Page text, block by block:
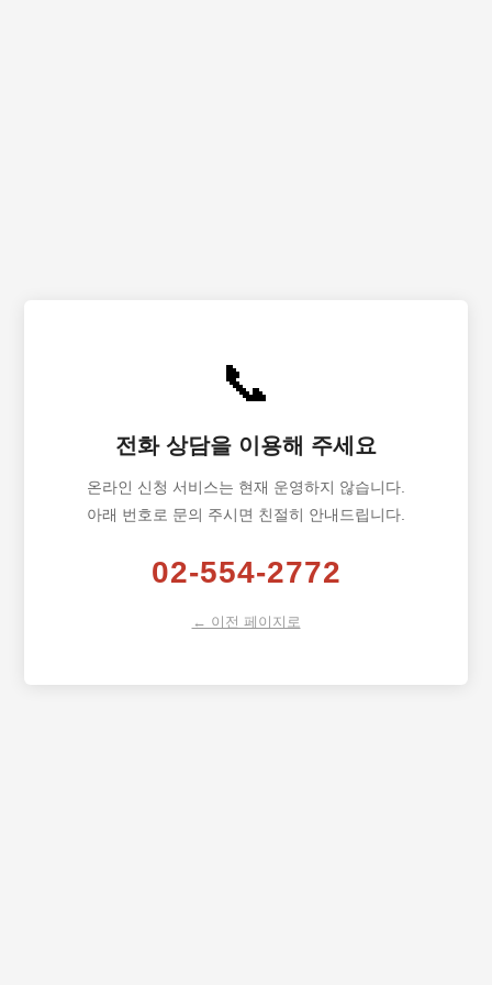
📞
전화 상담을 이용해 주세요
온라인 신청 서비스는 현재 운영하지 않습니다.
아래 번호로 문의 주시면 친절히 안내드립니다.
02-554-2772
← 이전 페이지로